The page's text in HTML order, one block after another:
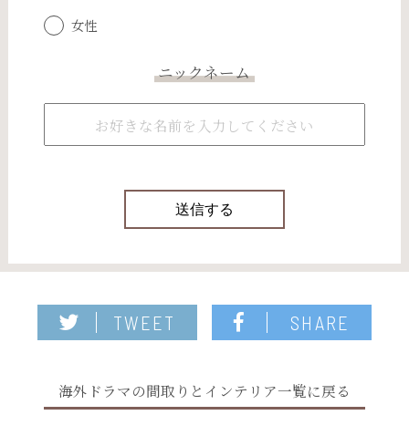
女性
ニックネーム
TWEET SHARE
海外ドラマの間取りとインテリア一覧に戻る